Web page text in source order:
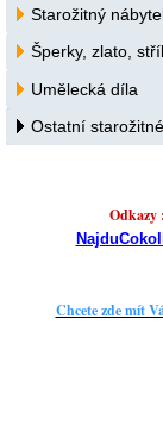
Starožitný
Šperky, zlato,
Umělecká díla
Ostatní starožitné
Odkazy :
Chcete zde mít